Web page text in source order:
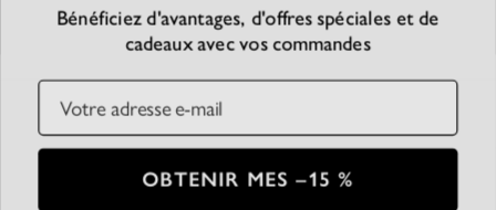
QUI SOMMES-NOUS?
Blog
D’accessibilité
Témoignages
Suivre votre commande
Conditions générales
SERVICE CLIENT
Centre d'aide
Conditions de retour
Bénéficiez d'avantages, d'offres spéciales et de
cadeaux avec vos commandes
Email
OBTENIR MES –15 %